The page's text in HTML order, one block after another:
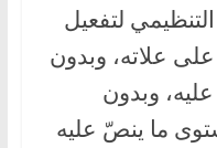
لتفعيل
على علاته، وبدون
وبدون
ما ينصّ عليه